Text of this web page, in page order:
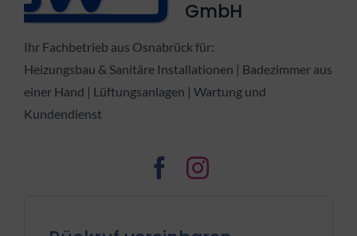
GmbH
Ihr Fachbetrieb aus Osnabrück für:
Heizungsbau & Sanitäre Installationen | Badezimmer aus
einer Hand | Lüftungsanlagen | Wartung und
Kundendienst